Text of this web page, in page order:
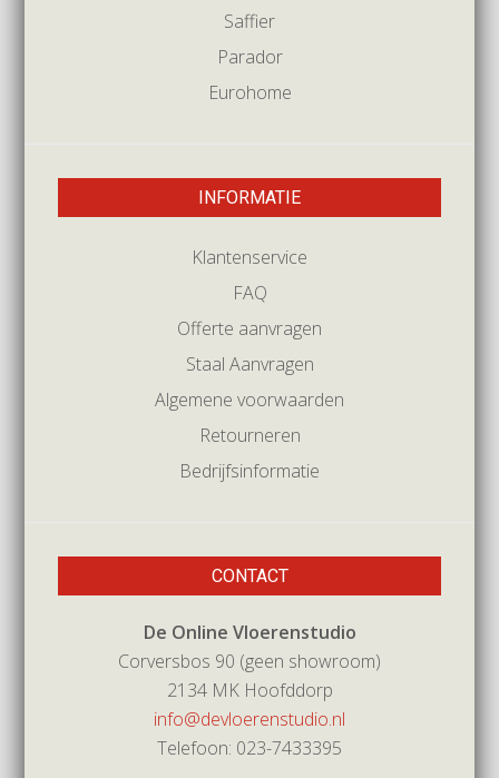
Saffier
Parador
Eurohome
INFORMATIE
Klantenservice
FAQ
Offerte aanvragen
Staal Aanvragen
Algemene voorwaarden
Retourneren
Bedrijfsinformatie
CONTACT
De Online Vloerenstudio
Corversbos 90 (geen showroom)
2134 MK Hoofddorp
info@devloerenstudio.nl
Telefoon: 023-7433395